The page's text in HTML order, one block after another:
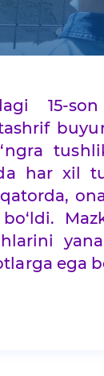
15-
har xil
ega